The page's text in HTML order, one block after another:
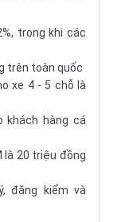
trong khi các
trên toàn quốc
xe 4 - 5 chỗ là
khách hàng cá
là 20 triệu đồng
đăng kiểm và